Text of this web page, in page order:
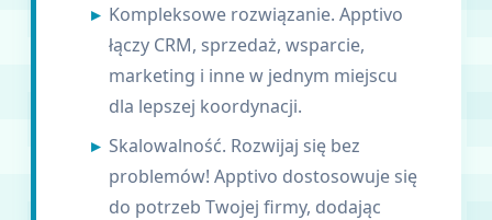
Kompleksowe rozwiązanie. Apptivo
łączy CRM, sprzedaż, wsparcie,
marketing i inne w jednym miejscu
dla lepszej koordynacji.
Skalowalność. Rozwijaj się bez
problemów! Apptivo dostosowuje się
do potrzeb Twojej firmy, dodając